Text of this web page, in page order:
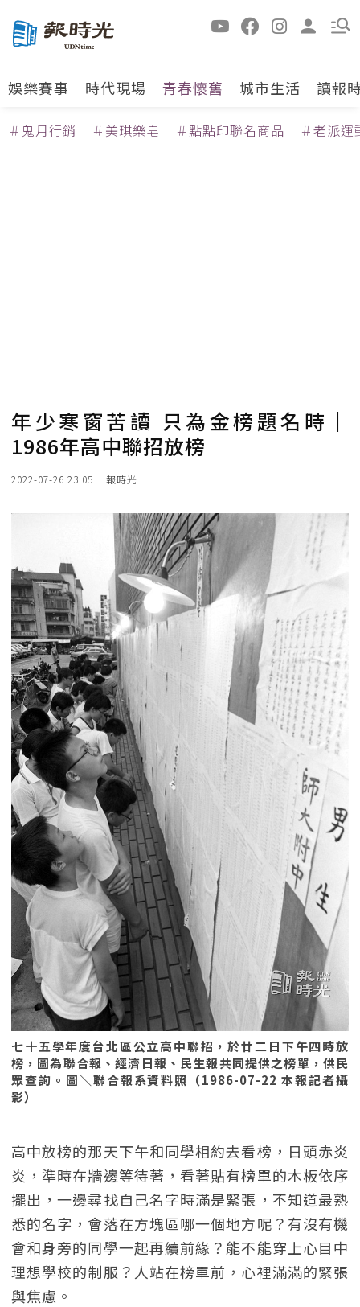
娛樂賽事 時代現場 青春懷舊 城市生活 讀報
＃鬼月行銷 ＃美琪樂皂 ＃點點印聯名商品 ＃老派運
年少寒窗苦讀 只為金榜題名時｜
1986年高中聯招放榜
2022-07-26 23:05 報時光
七十五學年度台北區公立高中聯招，於廿二日下午四時放
榜，圖為聯合報、經濟日報、民生報共同提供之榜單，供民
眾查詢。圖＼聯合報系資料照（1986-07-22 本報記者攝
影）
高中放榜的那天下午和同學相約去看榜，日頭赤炎
炎，準時在牆邊等待著，看著貼有榜單的木板依序
擺出，一邊尋找自己名字時滿是緊張，不知道最熟
悉的名字，會落在方塊區哪一個地方呢？有沒有機
會和身旁的同學一起再續前緣？能不能穿上心目中
理想學校的制服？人站在榜單前，心裡滿滿的緊張
與焦慮。